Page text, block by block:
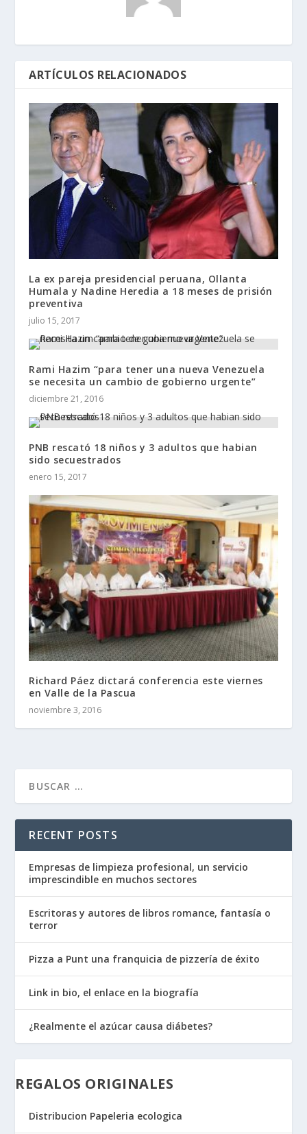
ARTÍCULOS RELACIONADOS
La ex pareja presidencial peruana, Ollanta
Humala y Nadine Heredia a 18 meses de prisión
preventiva
julio 15, 2017
Rami Hazim “para tener una nueva Venezuela
se necesita un cambio de gobierno urgente”
diciembre 21, 2016
PNB rescató 18 niños y 3 adultos que habian
sido secuestrados
enero 15, 2017
Richard Páez dictará conferencia este viernes
en Valle de la Pascua
noviembre 3, 2016
RECENT POSTS
Empresas de limpieza profesional, un servicio
imprescindible en muchos sectores
Escritoras y autores de libros romance, fantasía o
terror
Pizza a Punt una franquicia de pizzería de éxito
Link in bio, el enlace en la biografía
¿Realmente el azúcar causa diábetes?
REGALOS ORIGINALES
Distribucion Papeleria ecologica